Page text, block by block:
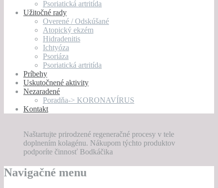
Psoriatická artritída
Užitočné rady
Overené / Odskúšané
Atopický ekzém
Hidradenitis
Ichtyóza
Psoriáza
Psoriatická artritída
Príbehy
Uskutočnené aktivity
Nezaradené
Poradňa-> KORONAVÍRUS
Kontakt
Naštartujte prirodzené regeneračné procesy v tele
doplnením kolagénu. Nákupom týchto produktov
podporíte činnosť Bodkáčika
Navigačné menu